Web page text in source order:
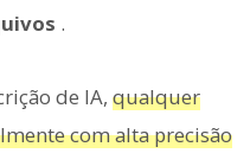
.
de IA, qualquer
com alta precisão